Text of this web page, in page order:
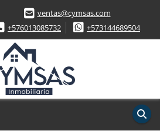
ventas@cymsas.com
+576013085732
+573144689504